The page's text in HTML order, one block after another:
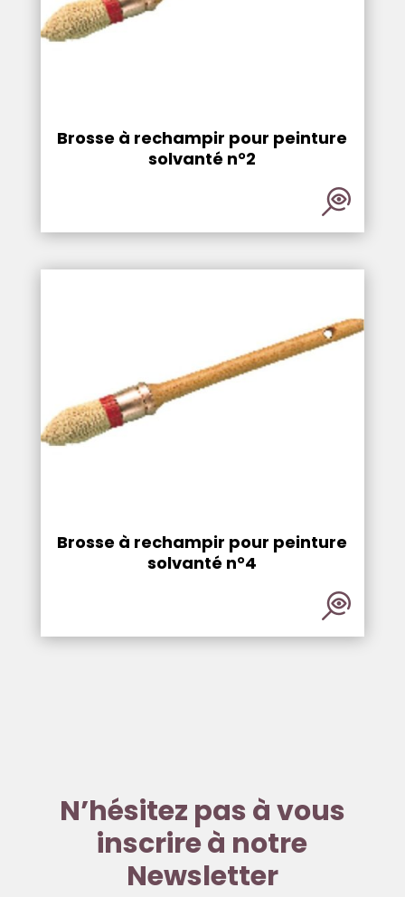
Brosse à rechampir pour peinture
solvanté n°2
Brosse à rechampir pour peinture
solvanté n°4
N’hésitez pas à vous
inscrire à notre
Newsletter